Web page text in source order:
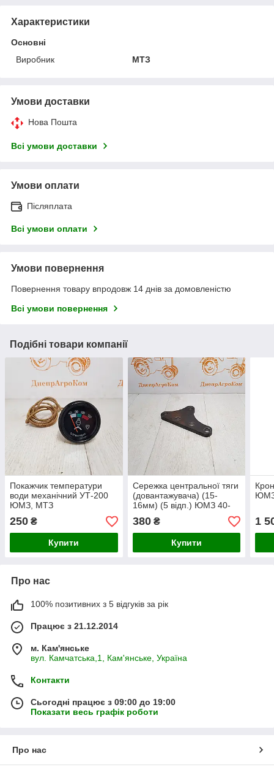
Характеристики
Основні
Виробник
МТЗ
Умови доставки
Нова Пошта
Всі умови доставки
Умови оплати
Післяплата
Всі умови оплати
Умови повернення
Повернення товару впродовж 14 днів за домовленістю
Всі умови повернення
Подібні товари компанії
Покажчик температури
води механічний УТ-200
ЮМЗ, МТЗ
250 ₴
Купити
Сережка центральної тяги
(довантажувача) (15-
16мм) (5 відп.) ЮМЗ 40-
4605104
380₴
Купити
ЮМЗ
1
Про нас
100% позитивних з 5 відгуків за рік
Працює з 21.12.2014
м. Кам'янське
вул. Камчатська,1, Кам'янське, Україна
Контакти
Сьогодні працює з 09:00 до 19:00
Показати весь графік роботи
Про нас